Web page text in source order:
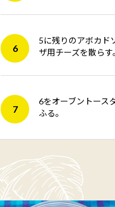
5に残りのアボカド
ザ用チーズを散らす
6をオーブントース
ふる。